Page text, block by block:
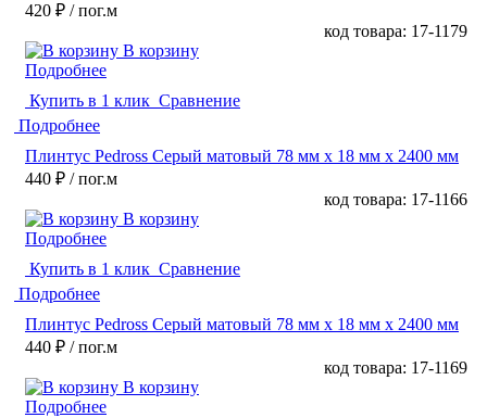
420 ₽ / пог.м
код товара: 17-1179
В корзину
Подробнее
Купить в 1 клик Сравнение
Подробнее
Плинтус Pedross Серый матовый 78 мм х 18 мм х 2400 мм
440 ₽ / пог.м
код товара: 17-1166
В корзину
Подробнее
Купить в 1 клик Сравнение
Подробнее
Плинтус Pedross Серый матовый 78 мм х 18 мм х 2400 мм
440 ₽ / пог.м
код товара: 17-1169
В корзину
Подробнее